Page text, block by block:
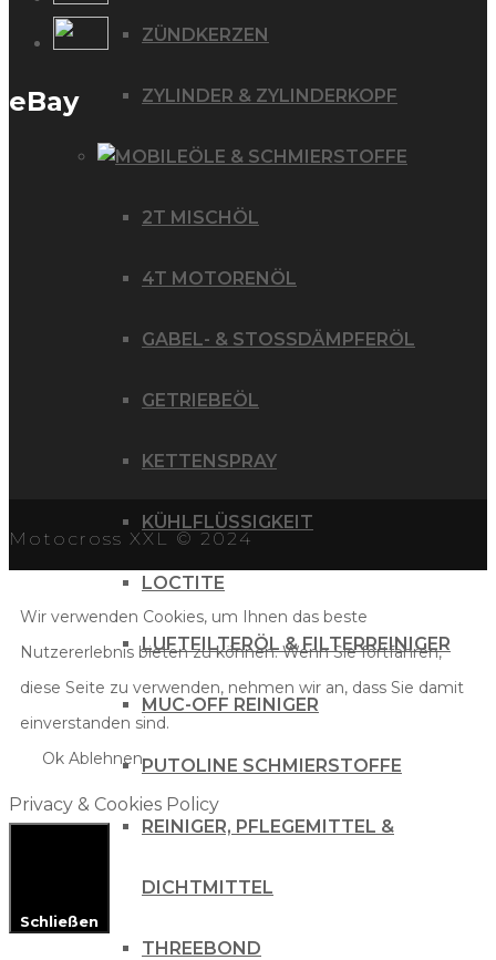
ZÜNDKERZEN
ZYLINDER & ZYLINDERKOPF
ÖLE & SCHMIERSTOFFE
2T MISCHÖL
4T MOTORENÖL
GABEL- & STOSSDÄMPFERÖL
GETRIEBEÖL
KETTENSPRAY
KÜHLFLÜSSIGKEIT
LOCTITE
LUFTFILTERÖL & FILTERREINIGER
MUC-OFF REINIGER
PUTOLINE SCHMIERSTOFFE
REINIGER, PFLEGEMITTEL &
DICHTMITTEL
THREEBOND
eBay
Motocross XXL © 2024
Wir verwenden Cookies, um Ihnen das beste
Nutzererlebnis bieten zu können. Wenn Sie fortfahren,
diese Seite zu verwenden, nehmen wir an, dass Sie damit
einverstanden sind.
Ok Ablehnen
Privacy & Cookies Policy
Schließen